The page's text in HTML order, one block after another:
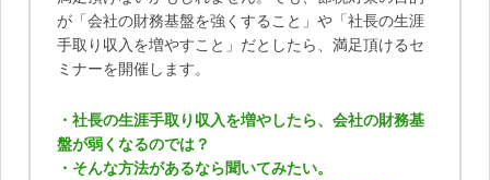
が「会社の財務基盤を強くすること」や「社長の生涯
手取り収入を増やすこと」だとしたら、満足頂けるセ
ミナーを開催します。
・社長の生涯手取り収入を増やしたら、会社の財務基
盤が弱くなるのでは？
・そんな方法があるなら聞いてみたい。